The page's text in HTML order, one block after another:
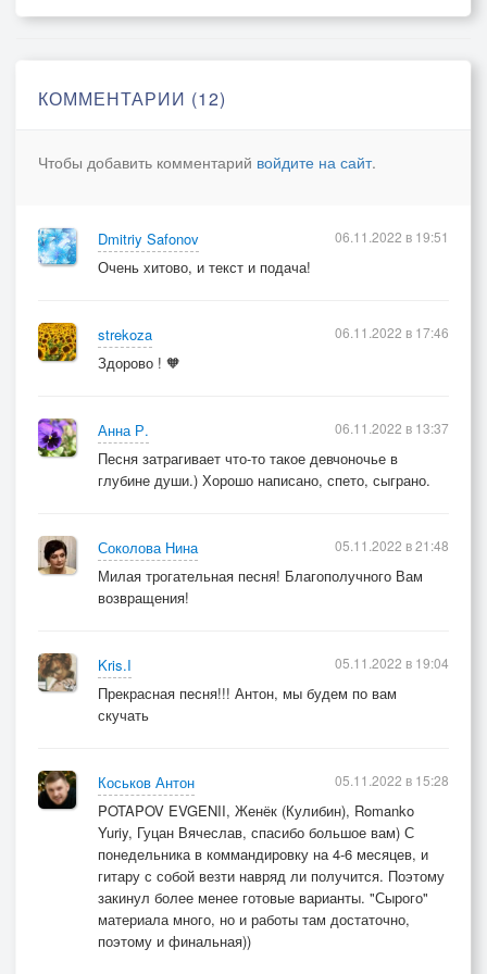
Но в жизни бывает часто
Слова ничего не значат,
Все это осталось в прошлом,
Но все это было наше
И все это было с нами,
КОММЕНТАРИИ (12)
Чтобы добавить комментарий войдите на сайт.
Dmitriy Safonov
Очень хитово, и текст и подача!
06.11.2022 в 19:51
strekoza
Здорово ! 🧡
06.11.2022 в 17:46
Анна Р.
Песня затрагивает что-то такое девчоночье в
глубине души.) Хорошо написано, спето, сыграно.
06.11.2022 в 13:37
Соколова Нина
Милая трогательная песня! Благополучного Вам
возвращения!
05.11.2022 в 21:48
Kris.I
Прекрасная песня!!! Антон, мы будем по вам
скучать
05.11.2022 в 19:04
Коськов Антон
POTAPOV EVGENII, Женёк (Кулибин), Romanko
Yuriy, Гуцан Вячеслав, спасибо большое вам) С
понедельника в коммандировку на 4-6 месяцев, и
гитару с собой везти навряд ли получится. Поэтому
закинул более менее готовые варианты. "Сырого"
материала много, но и работы там достаточно,
поэтому и финальная))
05.11.2022 в 15:28